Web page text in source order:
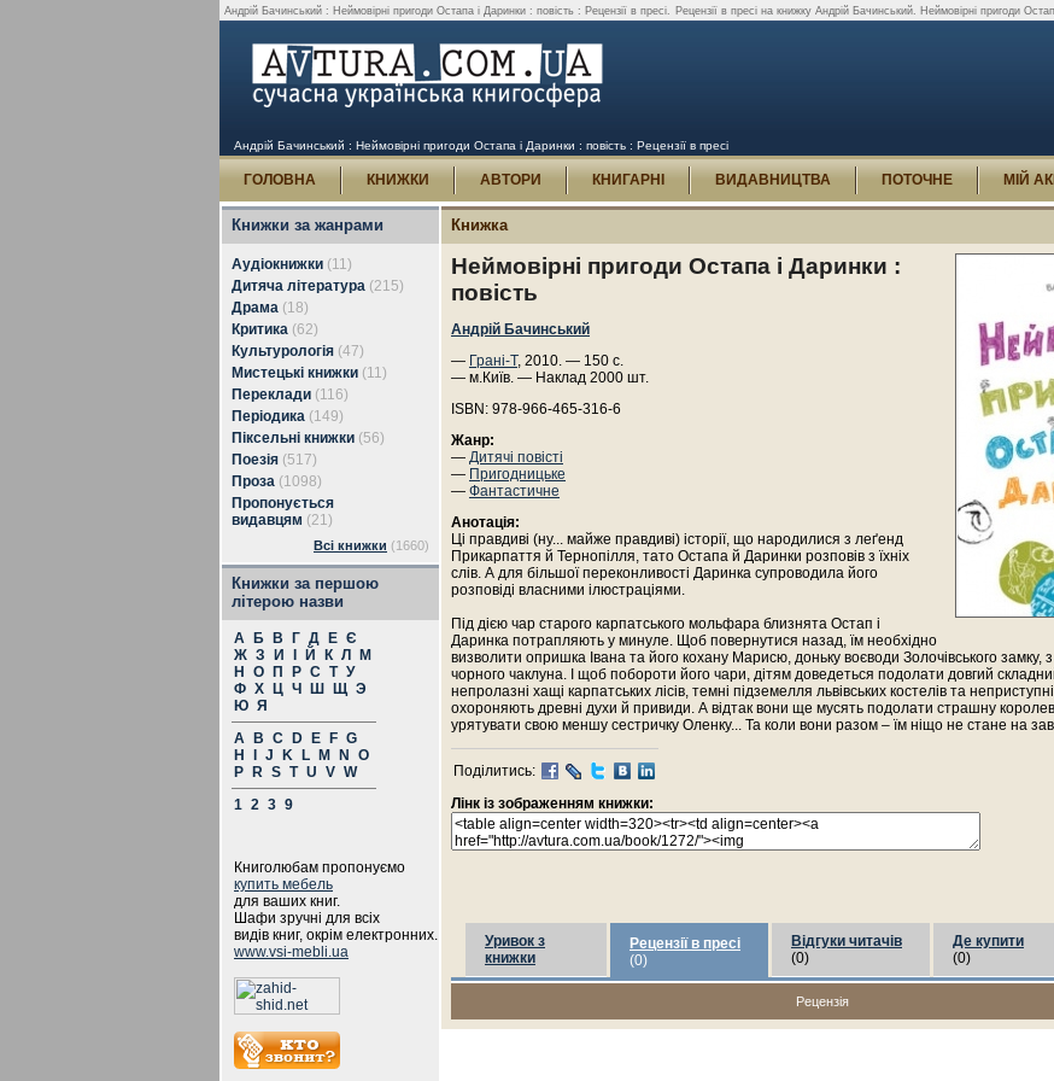
Андрій Бачинський : Неймовірні пригоди Остапа і Даринки : повість : Рецензії в пресі. Рецензії в пресі на книжку Андрій Бачинський. Неймовірні пригоди
Андрій Бачинський : Неймовірні пригоди Остапа і Даринки : повість : Рецензії в пресі
ГОЛОВНА КНИЖКИ АВТОРИ КНИГАРНІ ВИДАВНИЦТВА ПОТОЧНЕ МІЙ
Книжки за жанрами
Аудіокнижки (11)
Дитяча література (215)
Драма (18)
Критика (62)
Культурологія (47)
Мистецькі книжки (11)
Переклади (116)
Періодика (149)
Піксельні книжки (56)
Поезія (517)
Проза (1098)
Пропонується
видавцям (21)
Всі книжки (1660)
Книжки за першою
літерою назви
А Б В Г Д Е Є
Ж З И Й К Л
М
Н
О П Р С Т У
Ф Х Ц Ч Ш Щ Э
Ю Я
A
B C D E F G
H
J K L M N
O
P
R S T U V W
1 2 3 9
Книголюбам пропонуємо
купить мебель
для ваших книг.
Шафи зручні для всіх
видів книг, окрім електронних.
www.vsi-mebli.ua
Книжка
Неймовірні пригоди Остапа і Даринки :
повість
Андрій Бачинський
— Грані-Т, 2010. — 150 с.
— м.Київ. — Наклад 2000 шт.
ISBN: 978-966-465-316-6
Жанр:
— Дитячі повісті
— Пригодницьке
— Фантастичне
Анотація:
Ці правдиві (ну... майже правдиві) історії, що народилися з леґенд
Прикарпаття й Тернопілля, тато Остапа й Даринки розповів з їхніх
слів. А для більшої переконливості Даринка супроводила його
розповіді власними ілюстраціями.
Під дією чар старого карпатського мольфара близнята Остап і
Даринка потрапляють у минуле. Щоб повернутися назад, їм необхідно
визволити опришка Івана та його кохану Марисю, доньку воєводи Золочівського замку,
чорного чаклуна. І щоб побороти його чари, дітям доведеться подолати довгий
непролазні хащі карпатських лісів, темні підземелля львівських костелів та неприступні
охороняють древні духи й привиди. А відтак вони ще мусять подолати страшну
урятувати свою меншу сестричку Оленку... Та коли вони разом – їм ніщо не стане на
Поділитись:
Лінк із зображенням книжки:
Уривок з
книжки
Рецензії в пресі
(0)
Відгуки читачів
(0)
Де купити
(0)
Рецензія